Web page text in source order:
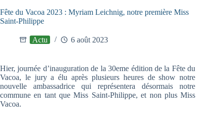
Fête du Vacoa 2023 : Myriam Leichnig, notre première Miss
Saint-Philippe
Actu 6 août 2023
Hier, journée d’inauguration de la 30eme édition de la Fête du
Vacoa, le jury a élu après plusieurs heures de show notre
nouvelle ambassadrice qui représentera désormais notre
commune en tant que Miss Saint-Philippe, et non plus Miss
Vacoa.